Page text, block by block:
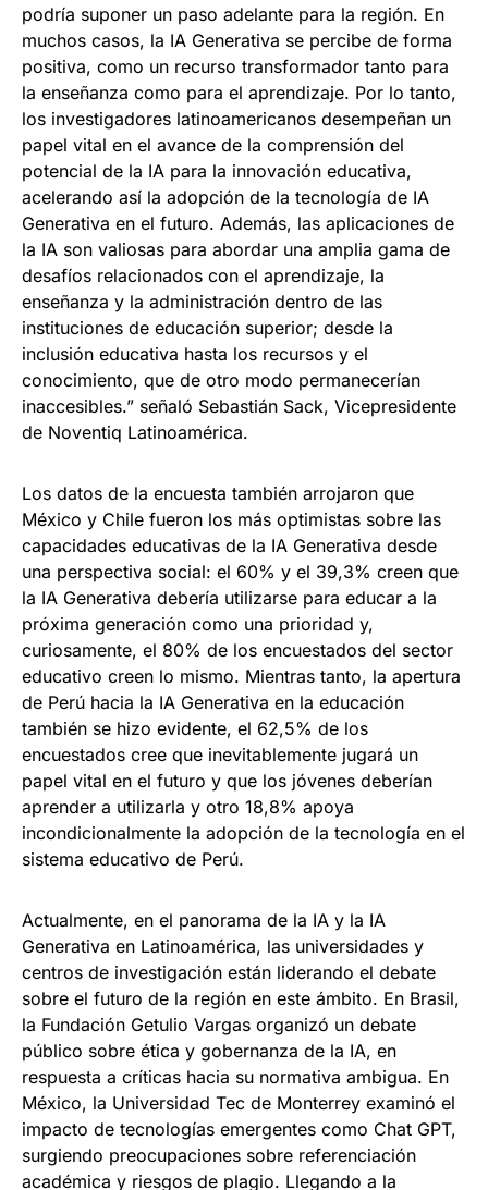
podría suponer un paso adelante para la región. En
muchos casos, la IA Generativa se percibe de forma
positiva, como un recurso transformador tanto para
la enseñanza como para el aprendizaje. Por lo tanto,
los investigadores latinoamericanos desempeñan un
papel vital en el avance de la comprensión del
potencial de la IA para la innovación educativa,
acelerando así la adopción de la tecnología de IA
Generativa en el futuro. Además, las aplicaciones de
la IA son valiosas para abordar una amplia gama de
desafíos relacionados con el aprendizaje, la
enseñanza y la administración dentro de las
instituciones de educación superior; desde la
inclusión educativa hasta los recursos y el
conocimiento, que de otro modo permanecerían
inaccesibles.” señaló Sebastián Sack, Vicepresidente
de Noventiq Latinoamérica.
Los datos de la encuesta también arrojaron que
México y Chile fueron los más optimistas sobre las
capacidades educativas de la IA Generativa desde
una perspectiva social: el 60% y el 39,3% creen que
la IA Generativa debería utilizarse para educar a la
próxima generación como una prioridad y,
curiosamente, el 80% de los encuestados del sector
educativo creen lo mismo. Mientras tanto, la apertura
de Perú hacia la IA Generativa en la educación
también se hizo evidente, el 62,5% de los
encuestados cree que inevitablemente jugará un
papel vital en el futuro y que los jóvenes deberían
aprender a utilizarla y otro 18,8% apoya
incondicionalmente la adopción de la tecnología en el
sistema educativo de Perú.
Actualmente, en el panorama de la IA y la IA
Generativa en Latinoamérica, las universidades y
centros de investigación están liderando el debate
sobre el futuro de la región en este ámbito. En Brasil,
la Fundación Getulio Vargas organizó un debate
público sobre ética y gobernanza de la IA, en
respuesta a críticas hacia su normativa ambigua. En
México, la Universidad Tec de Monterrey examinó el
impacto de tecnologías emergentes como Chat GPT,
surgiendo preocupaciones sobre referenciación
académica y riesgos de plagio. Llegando a la